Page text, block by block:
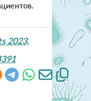
2023,